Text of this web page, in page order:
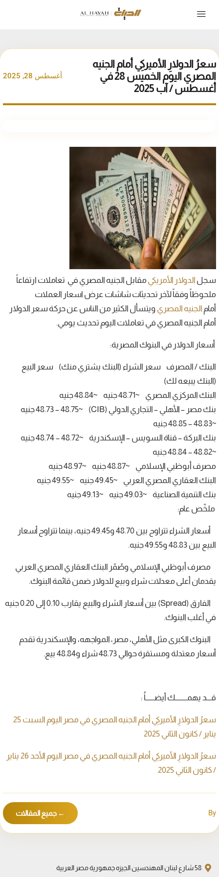
سعرُ الدولارِ الأميركيِ أمام الجنيه
المصري اليوم الخميس 28 في
أغسطس / آب 2025
أغسطس 28, 2025
سجل الدولار الأمريكي مقابل الجنيه المصري في تعاملات ارتفاعاً
ملحوظاً وفقاً لآخر تحديثات شاشات عرض اسعار العملات
أمام الجنيه المصري ويتسأل الكثير من الناس عن حركة سعر الدولار
أمام الجنيه المصري في تعاملات اليوم تحديث يومي.
أسعار الدولار في البنوك المصرية:
البنك / المصرف سعر الشراء (البنك يشتري منك) سعر البيع
(البنك يبيعه لك)
البنك المركزي المصري ~48.71 جنيه ~48.84 جنيه
بنك مصر – الأهلي – التجاري الدولي (CIB) ~48.73 – 48.75 جنيه
~48.83 – 48.85 جنيه
بنك البركة – قناة السويس – الإسكندرية ~48.72 – 48.74 جنيه
~48.82 – 48.84 جنيه
مصرف أبوظبي الإسلامي ~48.87 جنيه ~48.97 جنيه
البنك العقاري المصري العربي ~49.45 جنيه ~49.55 جنيه
بنك التنمية الصناعية ~49.03 جنيه ~49.13 جنيه
ملخّص عام:
أسعار الشراء تتراوح بين 48.70 و49.45 جنيه، بينما تتراوح أسعار
البيع بين 48.83 و49.55 جنيه.
مصرف أبوظبي الإسلامي وصُمّر البنك العقاري المصري العربي
يقدمان أعلى معدلات شراء وبيع للدولار ضمن قائمة البنوك.
الفارق (Spread) بين أسعار الشراء والبيع يقارب 0.10 إلى 0.20 جنيه
في أغلب البنوك.
البنوك الكبرى مثل الأهلي، مصر، المواجهه، والإسكندرية تقدم
أسعار معتدلة ومستقرة حوالي 48.73 شراء و48.84 بيع.
قـــد يهمــــــــك أيضــــــاُ :
سعرُ الدولارِ الأميركيِ أمام الجنيه المصري في مصر اليوم السبت 25
يناير / كانون الثاني 2025
سعرُ الدولارِ الأميركيِ أمام الجنيه المصري في مصر اليوم الأحد 26 يناير
/ كانون الثاني 2025
By ← جميع المقالات
58 شارع لبنان المهندسين الجيزه جمهورية مصر العربية